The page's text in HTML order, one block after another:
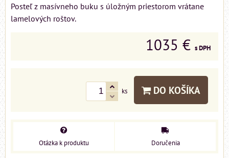
Posteľ z masívneho buku s úložným priestorom vrátane
lamelových roštov.
1035 € s DPH
ks DO KOŠÍKA
Otázka k produktu Doručenia